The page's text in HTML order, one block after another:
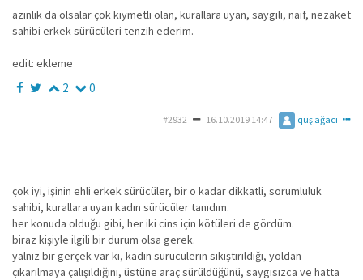
azınlık da olsalar çok kıymetli olan, kurallara uyan, saygılı, naif, nezaket
sahibi erkek sürücüleri tenzih ederim.
edit: ekleme
2 0
#2932 16.10.2019 14:47 quş ağacı
çok iyi, işinin ehli erkek sürücüler, bir o kadar dikkatli, sorumluluk
sahibi, kurallara uyan kadın sürücüler tanıdım.
her konuda olduğu gibi, her iki cins için kötüleri de gördüm.
biraz kişiyle ilgili bir durum olsa gerek.
yalnız bir gerçek var ki, kadın sürücülerin sıkıştırıldığı, yoldan
çıkarılmaya çalışıldığını, üstüne araç sürüldüğünü, saygısızca ve hatta